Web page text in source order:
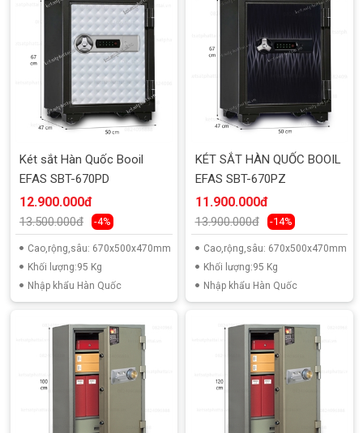
Két sắt Hàn Quốc Booil
EFAS SBT-670PD
12.900.000đ
13.500.000đ -4%
Cao,rộng,sâu: 670x500x470mm
Khối lượng:95 Kg
Nhập khẩu Hàn Quốc
KÉT SẮT HÀN QUỐC BOOIL
EFAS SBT-670PZ
11.900.000đ
13.900.000đ -14%
Cao,rộng,sâu: 670x500x470mm
Khối lượng:95 Kg
Nhập khẩu Hàn Quốc